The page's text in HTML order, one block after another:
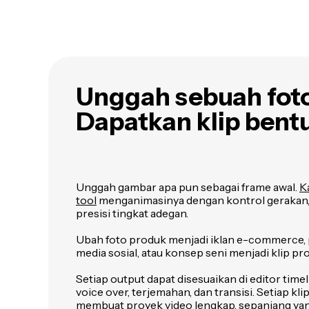
Unggah sebuah
Dapatkan klip
Unggah gambar apa pun sebagai frame awal.
tool menganimasinya dengan kontrol
presisi tingkat adegan.
Ubah foto produk menjadi iklan e-
media sosial, atau konsep seni menjadi klip
Setiap output dapat disesuaikan di editor
voice over, terjemahan, dan transisi. Setiap
membuat proyek video lengkap, sepanjang